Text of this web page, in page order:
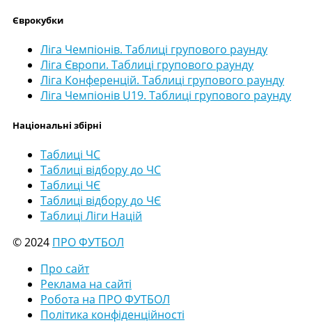
Єврокубки
Ліга Чемпіонів. Таблиці групового раунду
Ліга Європи. Таблиці групового раунду
Ліга Конференцій. Таблиці групового раунду
Ліга Чемпіонів U19. Таблиці групового раунду
Національні збірні
Таблиці ЧС
Таблиці відбору до ЧС
Таблиці ЧЄ
Таблиці відбору до ЧЄ
Таблиці Ліги Націй
© 2024 ПРО ФУТБОЛ
Про сайт
Реклама на сайті
Робота на ПРО ФУТБОЛ
Політика конфіденційності